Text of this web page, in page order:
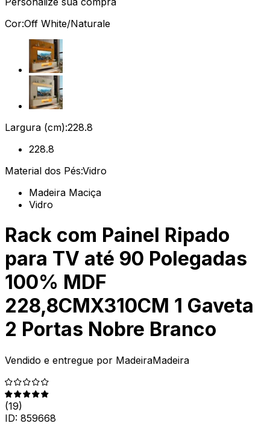
Cor:Off White/Naturale
Largura (cm):228.8
228.8
Material dos Pés:Vidro
Madeira Maciça
Vidro
Rack com Painel Ripado
para TV até 90 Polegadas
100% MDF
228,8CMX310CM 1 Gaveta
2 Portas Nobre Branco
Vendido e entregue por MadeiraMadeira
(19)
ID: 859668